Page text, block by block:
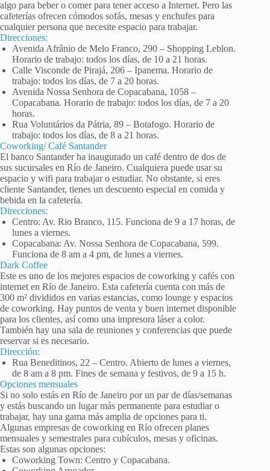
algo para beber o comer para tener acceso a Internet. Pero las
cafeterías ofrecen cómodos sofás, mesas y enchufes para
cualquier persona que necesite espacio para trabajar.
Direcciones:
Avenida Afrânio de Melo Franco, 290 – Shopping Leblon.
Horario de trabajo: todos los días, de 10 a 21 horas.
Calle Visconde de Pirajá, 206 – Ipanema. Horario de
trabajo: todos los días, de 7 a 20 horas.
Avenida Nossa Senhora de Copacabana, 1058 –
Copacabana. Horario de trabajo: todos los días, de 7 a 20
horas.
Rua Voluntários da Pátria, 89 – Botafogo. Horario de
trabajo: todos los días, de 8 a 21 horas.
Coworking/ Café Santander
El banco Santander ha inaugurado un café dentro de dos de
sus sucursales en Río de Janeiro. Cualquiera puede usar su
espacio y wifi para trabajar o estudiar. No obstante, si eres
cliente Santander, tienes un descuento especial en comida y
bebida en la cafetería.
Direcciones:
Centro: Av. Rio Branco, 115. Funciona de 9 a 17 horas, de
lunes a viernes.
Copacabana: Av. Nossa Senhora de Copacabana, 599.
Funciona de 8 am a 4 pm, de lunes a viernes.
Dark Coffee
Este es uno de los mejores espacios de coworking y cafés con
internet en Río de Janeiro. Esta cafetería cuenta con más de
300 m² divididos en varias estancias, como lounge y espacios
de coworking. Hay puntos de venta y buen internet disponible
para los clientes, así como una impresora láser a color.
También hay una sala de reuniones y conferencias que puede
reservar si es necesario.
Dirección:
Rua Beneditinos, 22 – Centro. Abierto de lunes a viernes,
de 8 am a 8 pm. Fines de semana y festivos, de 9 a 15 h.
Opciones mensuales
Si no solo estás en Río de Janeiro por un par de días/semanas
y estás buscando un lugar más permanente para estudiar o
trabajar, hay una gama más amplia de opciones para ti.
Algunas empresas de coworking en Río ofrecen planes
mensuales y semestrales para cubículos, mesas y oficinas.
Estas son algunas opciones:
Coworking Town: Centro y Copacabana.